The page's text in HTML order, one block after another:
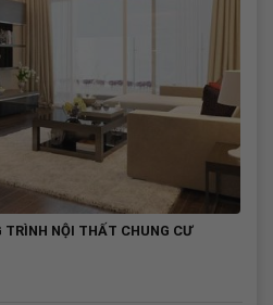
TRÌNH NỘI THẤT CHUNG CƯ